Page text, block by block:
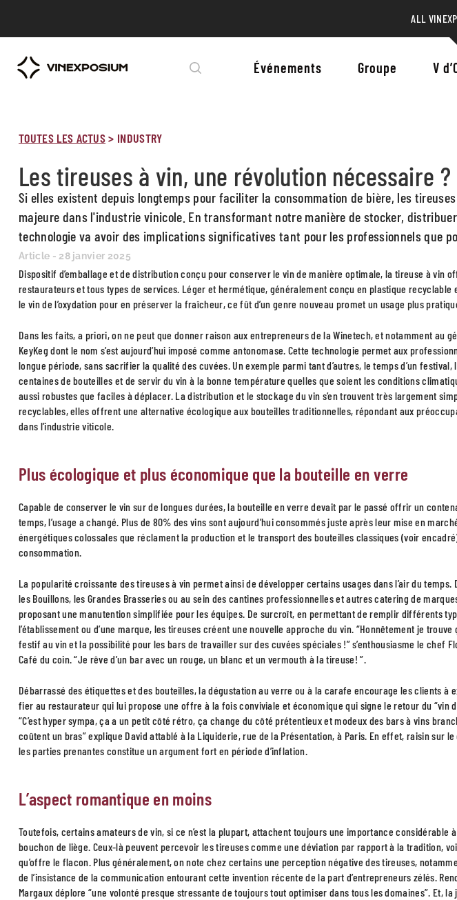
ALL
Événements Groupe V
TOUTES LES ACTUS > INDUSTRY
Les tireuses à vin, une révolution nécessaire ?
Si elles existent depuis longtemps pour faciliter la consommation de bière, les
majeure dans l'industrie vinicole. En transformant notre manière de stocker,
technologie va avoir des implications significatives tant pour les professionnels que
Article - 28 janvier 2025
Dispositif d’emballage et de distribution conçu pour conserver le vin de manière optimale, la tireuse à vin
restaurateurs et tous types de services. Léger et hermétique, généralement conçu en plastique recyclable
le vin de l’oxydation pour en préserver la fraîcheur, ce fût d’un genre nouveau promet un usage plus
Dans les faits, a priori, on ne peut que donner raison aux entrepreneurs de la Winetech, et notamment au
KeyKeg dont le nom s’est aujourd’hui imposé comme antonomase. Cette technologie permet aux
longue période, sans sacrifier la qualité des cuvées. Un exemple parmi tant d’autres, le temps d’un festival,
centaines de bouteilles et de servir du vin à la bonne température quelles que soient les conditions
aussi robustes que faciles à déplacer. La distribution et le stockage du vin s’en trouvent très largement
recyclables, elles offrent une alternative écologique aux bouteilles traditionnelles, répondant aux
dans l’industrie viticole.
Plus écologique et plus économique que la bouteille en verre
Capable de conserver le vin sur de longues durées, la bouteille en verre devait par le passé offrir un
temps, l’usage a changé. Plus de 80% des vins sont aujourd’hui consommés juste après leur mise en
énergétiques colossales que réclament la production et le transport des bouteilles classiques (voir
consommation.
La popularité croissante des tireuses à vin permet ainsi de développer certains usages dans l’air du
les Bouillons, les Grandes Brasseries ou au sein des cantines professionnelles et autres catering de
proposant une manutention simplifiée pour les équipes. De surcroît, en permettant de remplir différents
l’établissement ou d’une marque, les tireuses créent une nouvelle approche du vin. “Honnêtement je
festif au vin et la possibilité pour les bars de travailler sur des cuvées spéciales !” s’enthousiasme le chef
Café du coin. “Je rêve d’un bar avec un rouge, un blanc et un vermouth à la tireuse! ”.
Débarrassé des étiquettes et des bouteilles, la dégustation au verre ou à la carafe encourage les clients à
fier au restaurateur qui lui propose une offre à la fois conviviale et économique qui signe le retour du “vin
“C’est hyper sympa, ça a un petit côté rétro, ça change du côté prétentieux et modeux des bars à vins
coûtent un bras” explique David attablé à la Liquiderie, rue de la Présentation, à Paris. En effet, raisin sur
les parties prenantes constitue un argument fort en période d’inflation.
L’aspect romantique en moins
Toutefois, certains amateurs de vin, si ce n’est la plupart, attachent toujours une importance considérable à
bouchon de liège. Ceux-là peuvent percevoir les tireuses comme une déviation par rapport à la tradition,
qu’offre le flacon. Plus généralement, on note chez certains une perception négative des tireuses,
de l’insistance de la communication entourant cette invention récente de la part d’entrepreneurs zélés.
Margaux déplore “une volonté presque stressante de toujours tout optimiser dans tous les domaines”. Et,